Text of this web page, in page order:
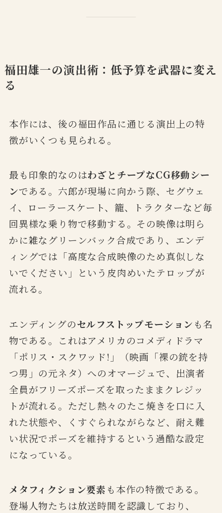
福田雄一の演出術：低予算を武器に変え
る
本作には、後の福田作品に通じる演出上の特
徴がいくつも見られる。
最も印象的なのはわざとチープなCG移動シー
ンである。六郎が現場に向かう際、セグウェ
イ、ローラースケート、籠、トラクターなど毎
回異様な乗り物で移動する。その映像は明ら
かに雑なグリーンバック合成であり、エンデ
ィングでは「高度な合成映像のため真似しな
いでください」という皮肉めいたテロップが
流れる。
エンディングのセルフストップモーション も名
物である。これはアメリカのコメディドラマ
「ポリス・スクワッド!」（映画「裸の銃を持
つ男」の元ネタ）へのオマージュで、出演者
全員がフリーズポーズを取ったままクレジッ
トが流れる。ただし熱々のたこ焼きを口に入
れた状態や、くすぐられながらなど、耐え難
い状況でポーズを維持するという過酷な設定
になっている。
メタフィクション要素 も本作の特徴である。
登場人物たちは放送時間を認識しており、